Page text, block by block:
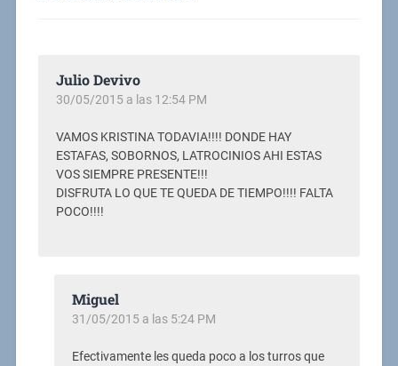
Julio Devivo
30/05/2015 a las 12:54 PM
VAMOS KRISTINA TODAVIA!!!! DONDE HAY
ESTAFAS, SOBORNOS, LATROCINIOS AHI ESTAS
VOS SIEMPRE PRESENTE!!!
DISFRUTA LO QUE TE QUEDA DE TIEMPO!!!! FALTA
POCO!!!!
Miguel
31/05/2015 a las 5:24 PM
Efectivamente les queda poco a los turros que